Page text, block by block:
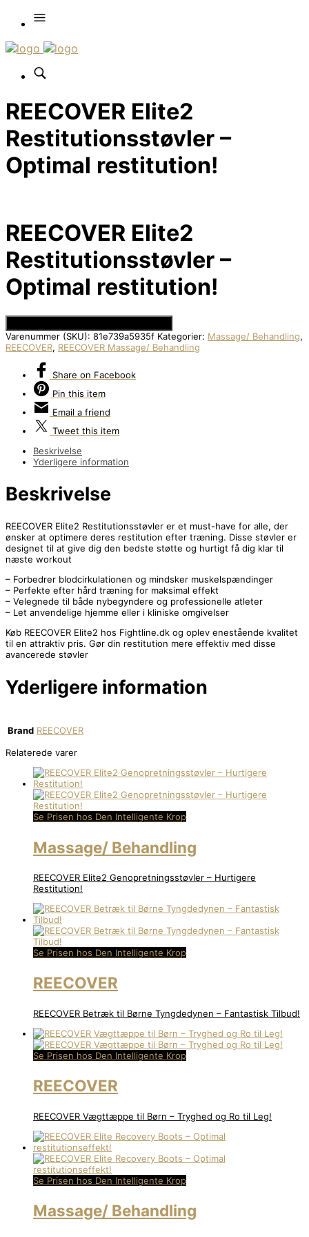
REECOVER Elite2
Restitutionsstøvler –
Optimal restitution!
REECOVER Elite2
Restitutionsstøvler –
Optimal restitution!
Varenummer (SKU): 81e739a5935f Kategorier: Massage/ Behandling,
REECOVER, REECOVER Massage/ Behandling
Share on Facebook
Pin this item
Email a friend
Tweet this item
Beskrivelse
Yderligere information
Beskrivelse
REECOVER Elite2 Restitutionsstøvler er et must-have for alle, der
ønsker at optimere deres restitution efter træning. Disse støvler er
designet til at give dig den bedste støtte og hurtigt få dig klar til
næste workout
– Forbedrer blodcirkulationen og mindsker muskelspændinger
– Perfekte efter hård træning for maksimal effekt
– Velegnede til både nybegyndere og professionelle atleter
– Let anvendelige hjemme eller i kliniske omgivelser
Køb REECOVER Elite2 hos Fightline.dk og oplev enestående kvalitet
til en attraktiv pris. Gør din restitution mere effektiv med disse
avancerede støvler
Yderligere information
Brand REECOVER
Relaterede varer
Se Prisen hos Den Intelligente Krop
Massage/ Behandling
REECOVER Elite2 Genopretningsstøvler – Hurtigere
Restitution!
Se Prisen hos Den Intelligente Krop
REECOVER
REECOVER Betræk til Børne Tyngdedynen – Fantastisk Tilbud!
Se Prisen hos Den Intelligente Krop
REECOVER
REECOVER Vægttæppe til Børn – Tryghed og Ro til Leg!
Se Prisen hos Den Intelligente Krop
Massage/ Behandling